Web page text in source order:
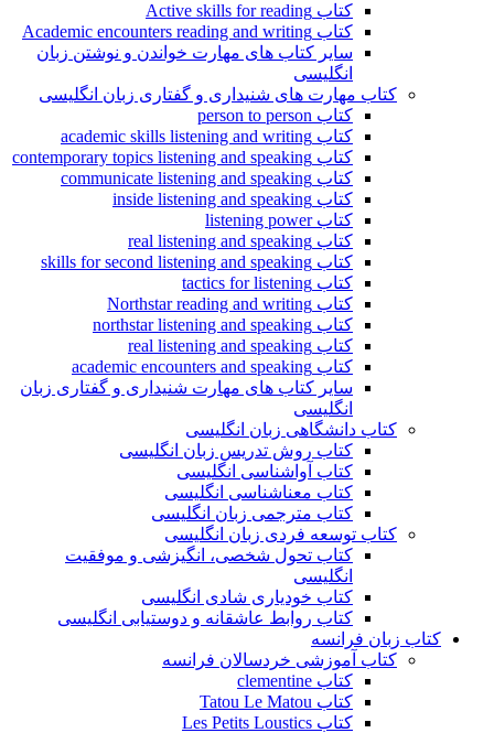
کتاب Active skills for reading
کتاب Academic encounters reading and writing
سایر کتاب های مهارت خواندن و نوشتن زبان
انگلیسی
کتاب مهارت های شنیداری و گفتاری زبان انگلیسی
کتاب person to person
کتاب academic skills listening and writing
کتاب contemporary topics listening and speaking
کتاب communicate listening and speaking
کتاب inside listening and speaking
کتاب listening power
کتاب real listening and speaking
کتاب skills for second listening and speaking
کتاب tactics for listening
کتاب Northstar reading and writing
کتاب northstar listening and speaking
کتاب real listening and speaking
کتاب academic encounters and speaking
سایر کتاب های مهارت شنیداری و گفتاری زبان
انگلیسی
کتاب دانشگاهی زبان انگلیسی
کتاب روش تدریس زبان انگلیسی
کتاب آواشناسی انگلیسی
کتاب معناشناسی انگلیسی
کتاب مترجمی زبان انگلیسی
کتاب توسعه فردی زبان انگلیسی
کتاب تحول شخصی، انگیزشی و موفقیت
انگلیسی
کتاب خودیاری شادی انگلیسی
کتاب روابط عاشقانه و دوستیابی انگلیسی
کتاب زبان فرانسه
کتاب آموزشی خردسالان فرانسه
کتاب clementine
کتاب Tatou Le Matou
کتاب Les Petits Loustics